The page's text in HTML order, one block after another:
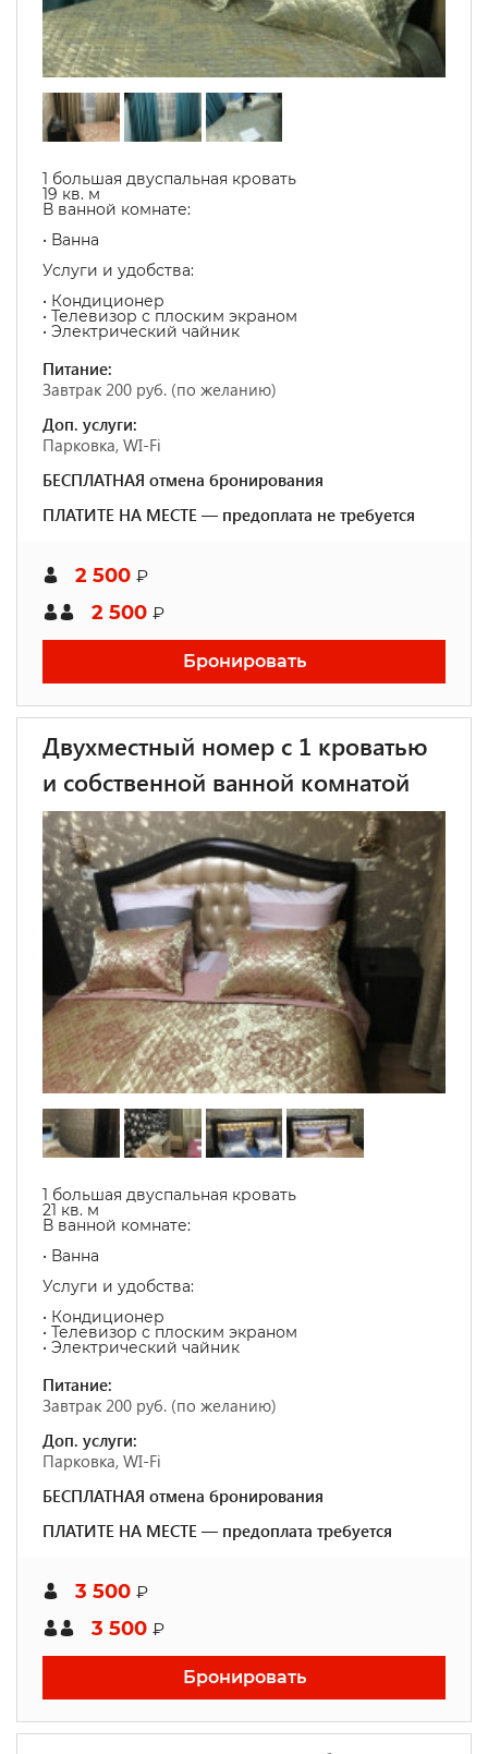
1 большая двуспальная кровать
19 кв. м
В ванной комнате:
• Ванна
Услуги и удобства: ​
• Кондиционер
• Телевизор с плоским экраном
• Электрический чайник
Питание:
Завтрак 200 руб. (по желанию)
Доп. услуги:
Парковка, WI-Fi
БЕСПЛАТНАЯ отмена бронирования
ПЛАТИТЕ НА МЕСТЕ — предоплата не требуется
2 500 ₽
2 500 ₽
Бронировать
Двухместный номер с 1 кроватью
и собственной ванной комнатой
1 большая двуспальная кровать
21 кв. м
В ванной комнате:
• Ванна
Услуги и удобства: ​
• Кондиционер
• Телевизор с плоским экраном
• Электрический чайник
Питание:
Завтрак 200 руб. (по желанию)
Доп. услуги:
Парковка, WI-Fi
БЕСПЛАТНАЯ отмена бронирования
ПЛАТИТЕ НА МЕСТЕ — предоплата требуется
3 500 ₽
3 500 ₽
Бронировать